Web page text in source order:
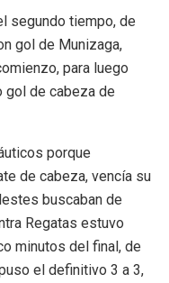
segundo tiempo, de
gol de Munizaga,
para luego
gol de cabeza de
porque
de cabeza, vencía su
buscaban de
Regatas estuvo
minutos del final, de
el definitivo 3 a 3,